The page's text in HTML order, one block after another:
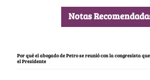
Notas
Por qué el abogado de Petro se reunió con la congresista
el Presidente